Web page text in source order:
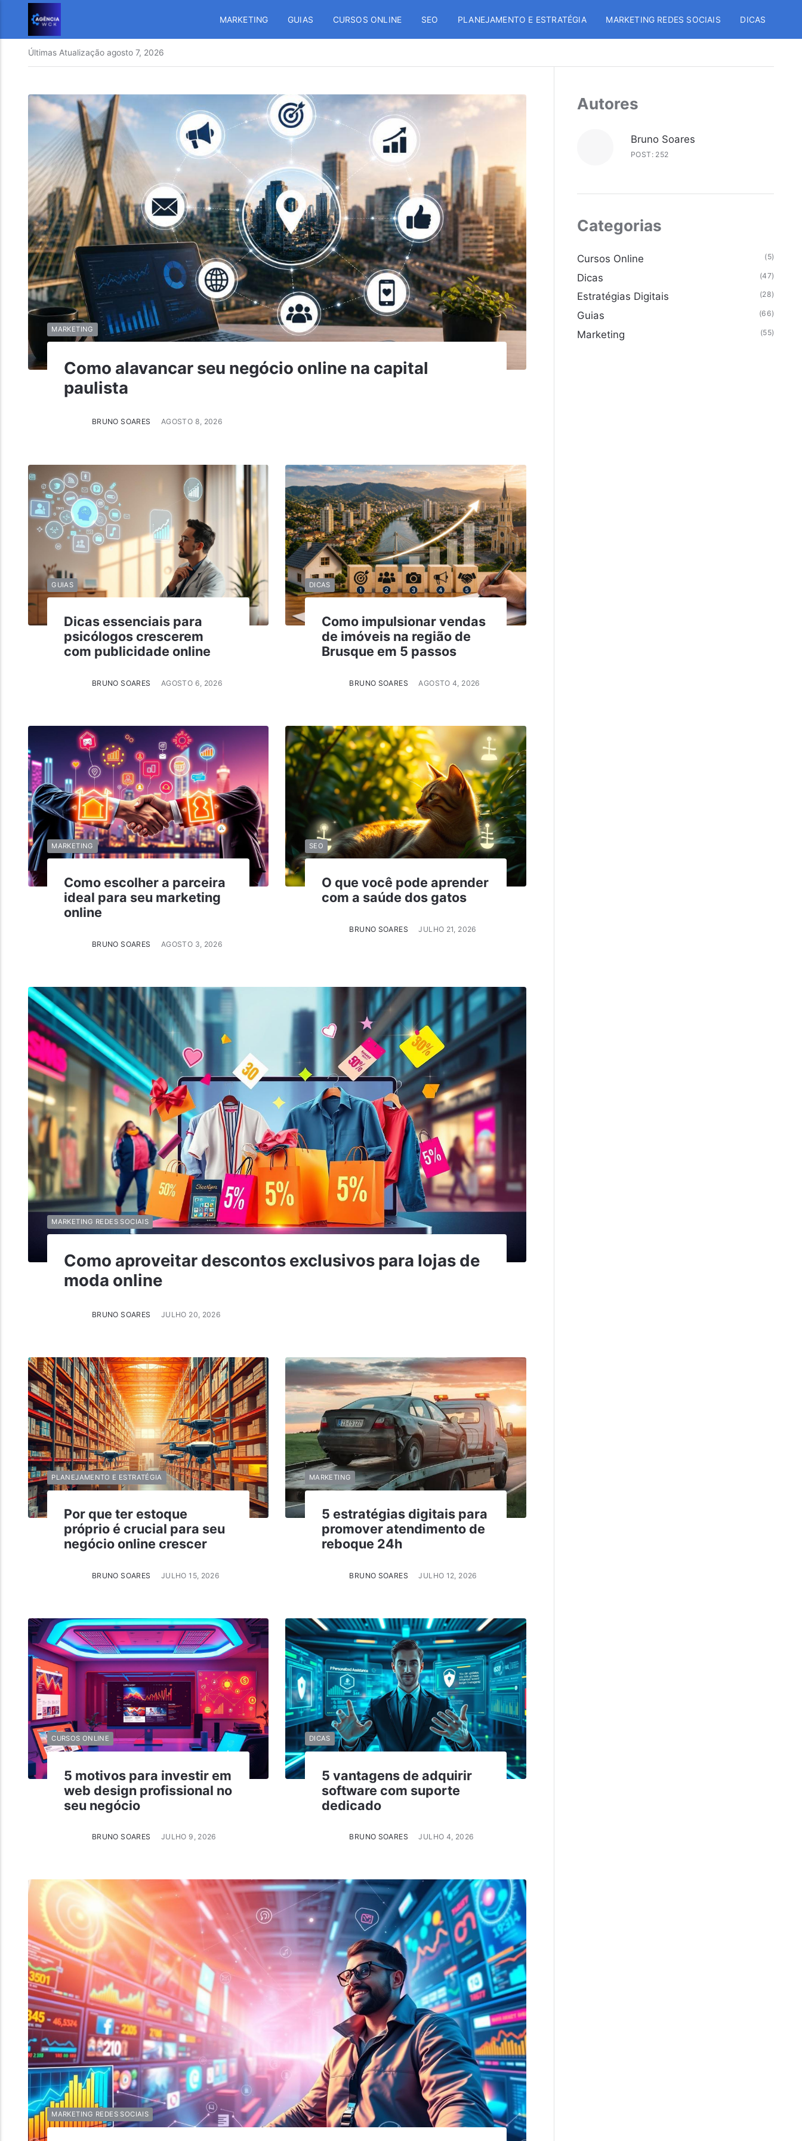
MARKETING GUIAS CURSOS ONLINE SEO PLANEJAMENTO E ESTRATÉGIA MARKETING REDES SOCIAIS DICAS
Últimas Atualização agosto 7, 2026
Como alavancar seu negócio online na capital
paulista
BRUNO SOARES AGOSTO 8, 2026
MARKETING
Dicas essenciais para
psicólogos crescerem
com publicidade online
BRUNO SOARES AGOSTO 6, 2026
GUIAS
Como impulsionar vendas
de imóveis na região de
Brusque em 5 passos
BRUNO SOARES AGOSTO 4, 2026
DICAS
Como escolher a parceira
ideal para seu marketing
online
BRUNO SOARES AGOSTO 3, 2026
MARKETING
O que você pode aprender
com a saúde dos gatos
BRUNO SOARES JULHO 21, 2026
SEO
Como aproveitar descontos exclusivos para lojas de
moda online
BRUNO SOARES JULHO 20, 2026
MARKETING REDES SOCIAIS
Por que ter estoque
próprio é crucial para seu
negócio online crescer
BRUNO SOARES JULHO 15, 2026
PLANEJAMENTO E ESTRATÉGIA
5 estratégias digitais para
promover atendimento de
reboque 24h
BRUNO SOARES JULHO 12, 2026
MARKETING
5 motivos para investir em
web design profissional no
seu negócio
BRUNO SOARES JULHO 9, 2026
CURSOS ONLINE
5 vantagens de adquirir
software com suporte
dedicado
BRUNO SOARES JULHO 4, 2026
DICAS
MARKETING REDES SOCIAIS
Autores
Bruno Soares
POST: 252
Categorias
Cursos Online (5)
Dicas (47)
Estratégias Digitais (28)
Guias (66)
Marketing (55)